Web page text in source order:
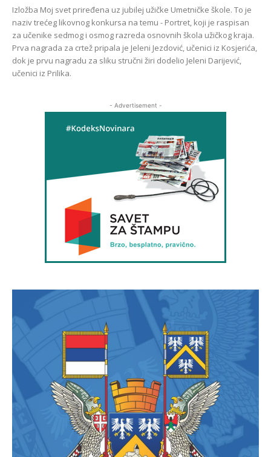
Izložba Moj svet priređena uz jubilej užičke Umetničke škole. To je
naziv trećeg likovnog konkursa na temu - Portret, koji je raspisan
za učenike sedmog i osmog razreda osnovnih škola užičkog kraja.
Prva nagrada za crtež pripala je Jeleni Jezdović, učenici iz Kosjerića,
dok je prvu nagradu za sliku stručni žiri dodelio Jeleni Darijević,
učenici iz Prilika.
- Advertisement -